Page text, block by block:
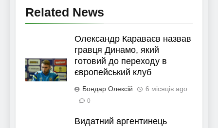
Related News
Олександр Караваєв назвав
гравця Динамо, який
готовий до переходу в
європейський клуб
Бондар Олексій 6 місяців ago
0
Видатний аргентинець